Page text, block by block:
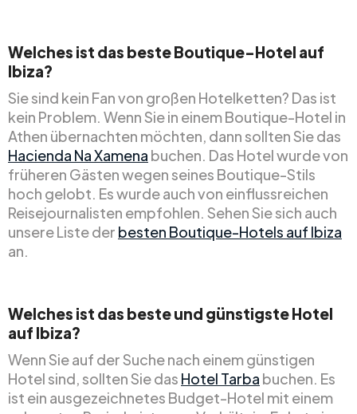
Welches ist das beste Boutique-Hotel auf
Ibiza?
Sie sind kein Fan von großen Hotelketten? Das ist
kein Problem. Wenn Sie in einem Boutique-Hotel in
Athen übernachten möchten, dann sollten Sie das
Hacienda Na Xamena buchen. Das Hotel wurde von
früheren Gästen wegen seines Boutique-Stils
hoch gelobt. Es wurde auch von einflussreichen
Reisejournalisten empfohlen. Sehen Sie sich auch
unsere Liste der besten Boutique-Hotels auf Ibiza
an.
Welches ist das beste und günstigste Hotel
auf Ibiza?
Wenn Sie auf der Suche nach einem günstigen
Hotel sind, sollten Sie das Hotel Tarba buchen. Es
ist ein ausgezeichnetes Budget-Hotel mit einem